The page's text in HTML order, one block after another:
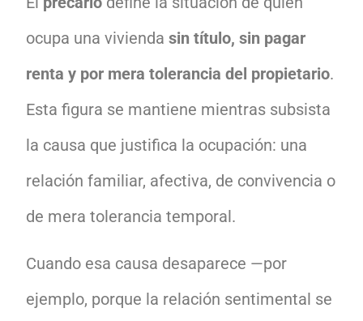
ocupa una viviendasin título, sin pagar
renta y por mera tolerancia del propietario.
Esta figura se mantiene mientras subsista
la causa que justifica la ocupación: una
relación familiar, afectiva, de convivencia o
de mera tolerancia temporal.
Cuando esa causa desaparece —por
ejemplo, porque la relación sentimental se